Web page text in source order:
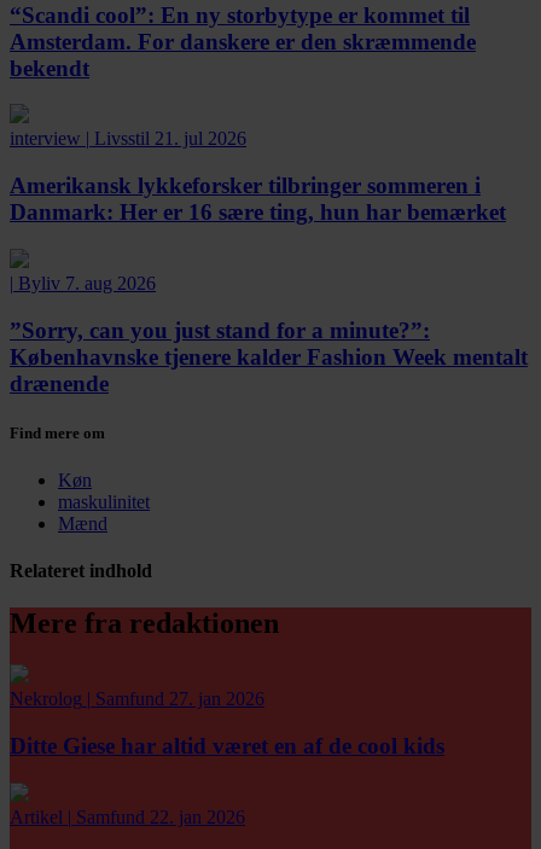
“Scandi cool”: En ny storbytype er kommet til
Amsterdam. For danskere er den skræmmende
bekendt
interview | Livsstil 21. jul 2026
Amerikansk lykkeforsker tilbringer sommeren i
Danmark: Her er 16 sære ting, hun har bemærket
| Byliv 7. aug 2026
”Sorry, can you just stand for a minute?”:
Københavnske tjenere kalder Fashion Week mentalt
drænende
Find mere om
Køn
maskulinitet
Mænd
Relateret indhold
Mere fra redaktionen
Nekrolog | Samfund 27. jan 2026
Ditte Giese har altid været en af de cool kids
Artikel | Samfund 22. jan 2026